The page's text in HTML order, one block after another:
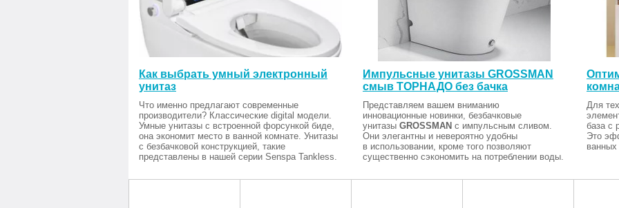
Как выбрать умный электронный
унитаз
Что именно предлагают современные
производители? Классические digital модели.
Умные унитазы с встроенной форсункой биде,
она экономит место в ванной комнате. Унитазы
с безбачковой конструкцией, такие
представлены в нашей серии Senspa Tankless.
Импульсные унитазы GROSSMAN
смыв ТОРНАДО без бачка
Представляем вашем вниманию
инновационные новинки, безбачковые
унитазы GROSSMAN с импульсным сливом.
Они элегантны и невероятно удобны
в использовании, кроме того позволяют
существенно сэкономить на потреблении воды.
Для
база с
Это
ванных